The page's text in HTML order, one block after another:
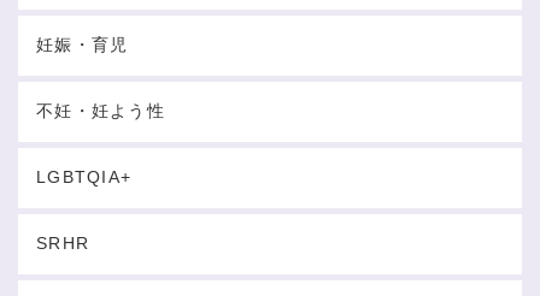
妊娠・育児
不妊・妊よう性
LGBTQIA+
SRHR